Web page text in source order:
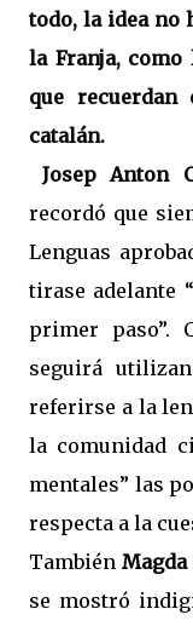
todo, la idea no
la Franja,
que
catalán.
Josep Anton
recordó que
Lenguas
tirase adelante
primer paso”.
seguirá
referirse a la
la comunidad
mentales” las
respecta a la
También Magda
se mostró